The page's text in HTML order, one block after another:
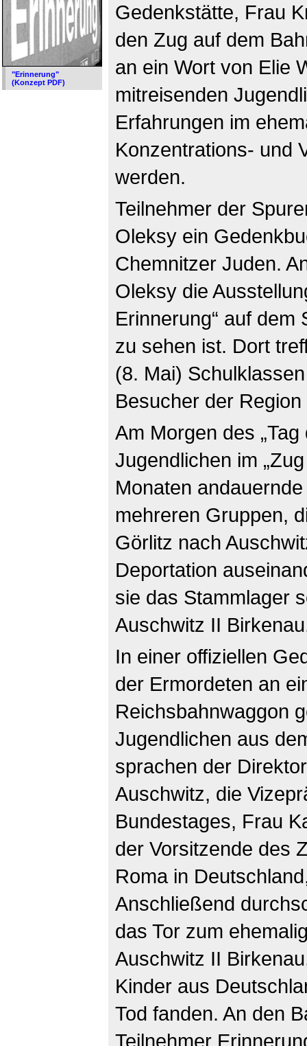
"Erinnerung"
(Konzept PDF)
Gedenkstätte, Frau
den Zug auf dem
an ein Wort von Elie
mitreisenden
Erfahrungen im
Konzentrations- und
werden.
Teilnehmer der
Oleksy ein
Chemnitzer Juden.
Oleksy die
Erinnerung“ auf
zu sehen ist. Dort
(8. Mai)
Besucher der Region
Am Morgen des
Jugendlichen im
Monaten
mehreren Gruppen,
Görlitz nach
Deportation
sie das Stammlager
Auschwitz II
In einer offiziellen
der Ermordeten an
Reichsbahnwaggon
Jugendlichen aus
sprachen der
Auschwitz, die
Bundestages, Frau
der Vorsitzende des
Roma in
Anschließend
das Tor zum
Auschwitz II
Kinder aus
Tod fanden. An den
Teilnehmer